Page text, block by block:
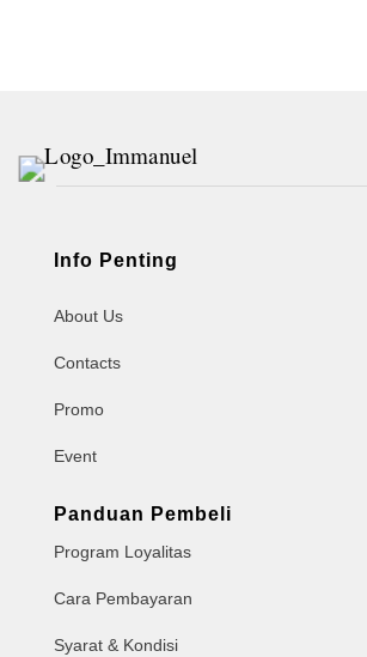
Info Penting
About Us
Contacts
Promo
Event
Panduan Pembeli
Program Loyalitas
Cara Pembayaran
Syarat & Kondisi